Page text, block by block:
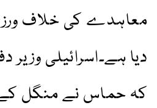
معاہدے کی خلاف
دیا ہے۔اسرائیلی وزیر
کہ حماس نے منگل کے